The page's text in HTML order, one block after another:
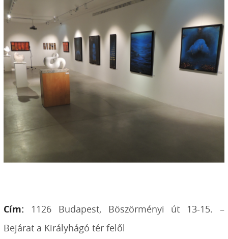
Cím: 1126 Budapest, Böszörményi út 13-15. –
Bejárat a Királyhágó tér felől